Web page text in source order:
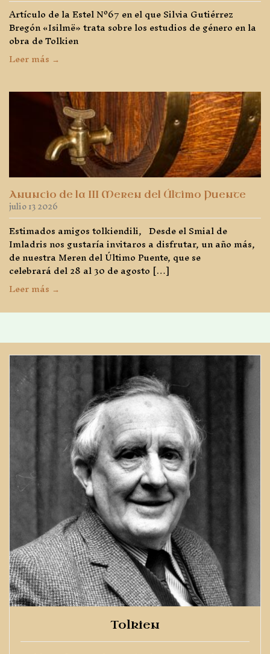
Artículo de la Estel Nº67 en el que Silvia Gutiérrez
Bregón «Isilmë» trata sobre los estudios de género en la
obra de Tolkien
Leer más →
Anuncio de la III Meren del Último Puente
julio 13 2026
Estimados amigos tolkiendili, Desde el Smial de
Imladris nos gustaría invitaros a disfrutar, un año más,
de nuestra Meren del Último Puente, que se
celebrará del 28 al 30 de agosto […]
Leer más →
Tolkien